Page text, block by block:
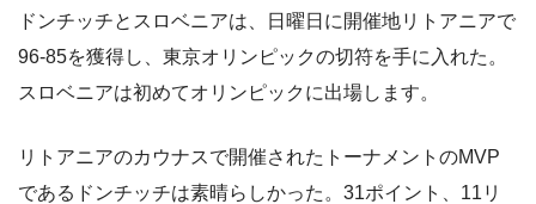
ドンチッチとスロベニアは、日曜日に開催地リトアニアで
96-85を獲得し、東京オリンピックの切符を手に入れた。
スロベニアは初めてオリンピックに出場します。
リトアニアのカウナスで開催されたトーナメントのMVP
であるドンチッチは素晴らしかった。31ポイント、11リ